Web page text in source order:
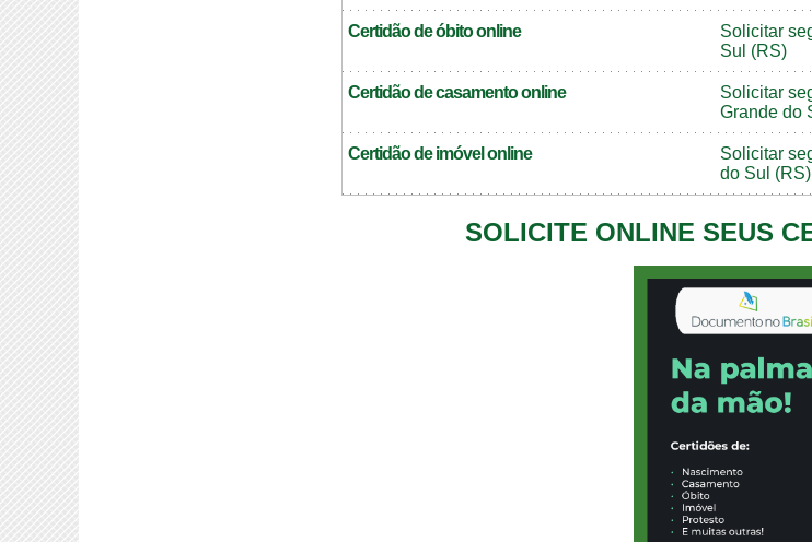
Certidão de óbito online
Solicitar
Sul (RS)
Certidão de casamento online
Solicitar
Grande do
Certidão de imóvel online
Solicitar
do Sul (RS)
SOLICITE ONLINE SEUS